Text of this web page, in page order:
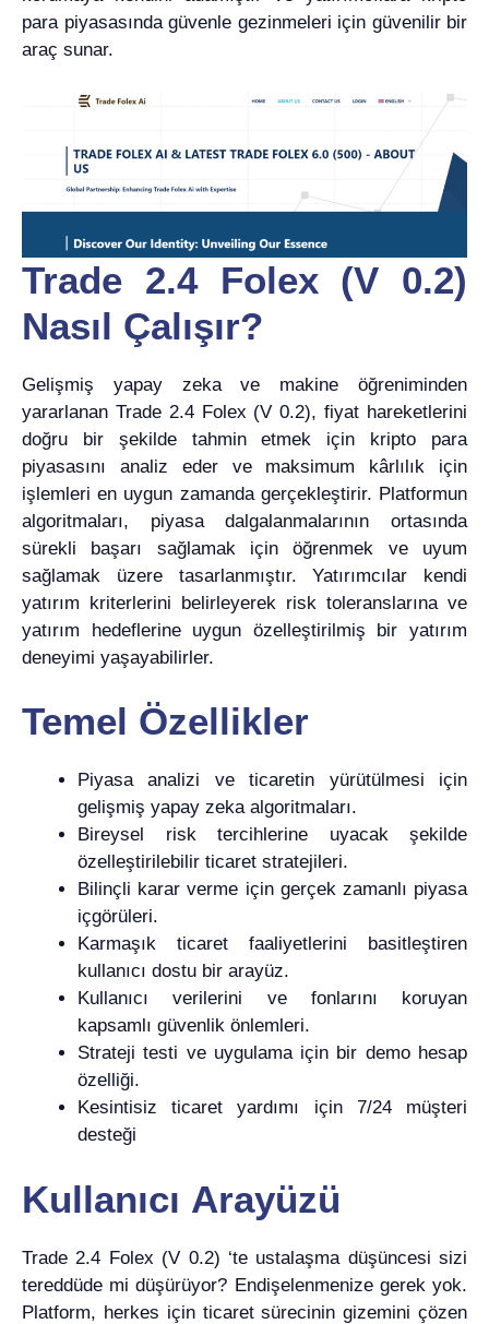
para piyasasında güvenle gezinmeleri için güvenilir bir
araç sunar.
Trade 2.4 Folex (V 0.2)
Nasıl Çalışır?
Gelişmiş yapay zeka ve makine öğreniminden
yararlanan Trade 2.4 Folex (V 0.2), fiyat hareketlerini
doğru bir şekilde tahmin etmek için kripto para
piyasasını analiz eder ve maksimum kârlılık için
işlemleri en uygun zamanda gerçekleştirir. Platformun
algoritmaları, piyasa dalgalanmalarının ortasında
sürekli başarı sağlamak için öğrenmek ve uyum
sağlamak üzere tasarlanmıştır. Yatırımcılar kendi
yatırım kriterlerini belirleyerek risk toleranslarına ve
yatırım hedeflerine uygun özelleştirilmiş bir yatırım
deneyimi yaşayabilirler.
Temel Özellikler
Piyasa analizi ve ticaretin yürütülmesi için
gelişmiş yapay zeka algoritmaları.
Bireysel risk tercihlerine uyacak şekilde
özelleştirilebilir ticaret stratejileri.
Bilinçli karar verme için gerçek zamanlı piyasa
içgörüleri.
Karmaşık ticaret faaliyetlerini basitleştiren
kullanıcı dostu bir arayüz.
Kullanıcı verilerini ve fonlarını koruyan
kapsamlı güvenlik önlemleri.
Strateji testi ve uygulama için bir demo hesap
özelliği.
Kesintisiz ticaret yardımı için 7/24 müşteri
desteği
Kullanıcı Arayüzü
Trade 2.4 Folex (V 0.2) ‘te ustalaşma düşüncesi sizi
tereddüde mi düşürüyor? Endişelenmenize gerek yok.
Platform, herkes için ticaret sürecinin gizemini çözen